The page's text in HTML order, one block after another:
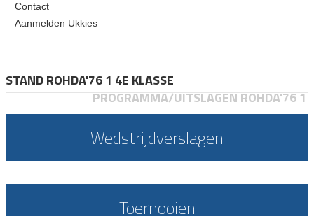
Contact
Aanmelden Ukkies
STAND ROHDA'76 1 4E KLASSE
PROGRAMMA/UITSLAGEN ROHDA'76 1
Wedstrijdverslagen
Toernooien